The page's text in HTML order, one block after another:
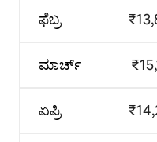
ಫೆಬ್ರ
ಮಾರ್ಚ್
ಏಪ್ರಿ